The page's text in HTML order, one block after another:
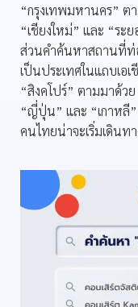
“กรุงเทพมหานคร”
“เชียงใหม่” และ “ระ
ส่วนคำค้นหาสถานที่ท่
เป็นประเทศในแถบเอ
“สิงคโปร์” ตามมาด้ว
“ญี่ปุ่น” และ “เกาหลี
คนไทยน่าจะเริ่มเดิน